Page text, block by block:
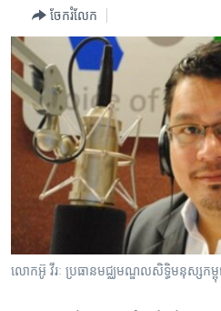
ម្តង
រំលង​
និង​
កម្ពុជាច្នៃប្រតិដ្ឋ
ព្រឹត្តិការណ៍ព័ត៌មាន
ទូរទស្សន៍ / វីដេអូ​
វិទ្យុ / ផតខាសថ៍
កម្មវិធីទាំងអស់
Khmer English
បណ្តាញ​សង្គម
ចែករំលែក
លោក​អ៊ូ វីរៈ​ ប្រធាន​មជ្ឈ​មណ្ឌល​សិទ្ធិ​មនុស្ស​កម្ពុ